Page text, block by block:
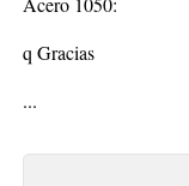
q Gracias
...